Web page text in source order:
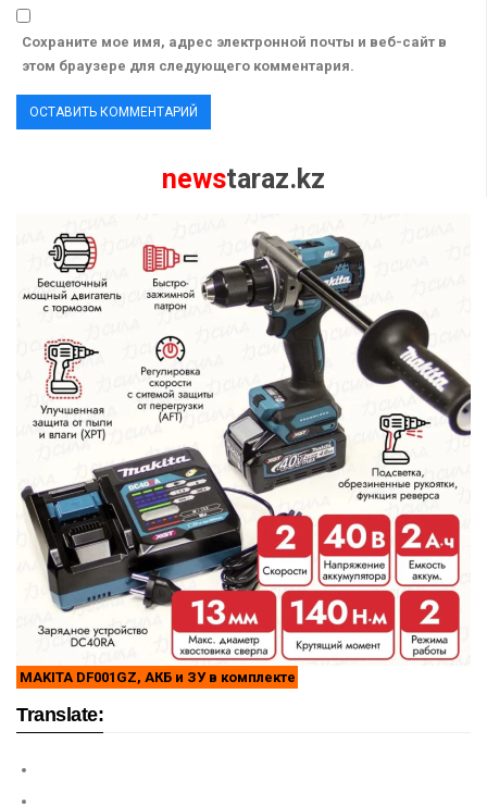
Сохраните мое имя, адрес электронной почты и веб-сайт в
этом браузере для следующего комментария.
newstaraz.kz
MAKITA DF001GZ, АКБ и ЗУ в комплекте
Translate: